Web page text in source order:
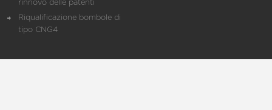
rinnovo delle patenti
Riqualificazione bombole di
tipo CNG4